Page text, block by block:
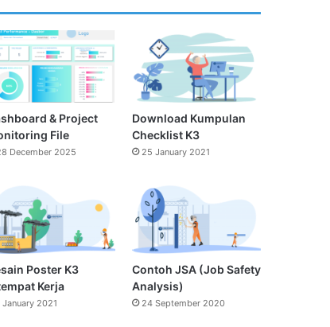
& Project
File
December 2025
Download Kumpulan
Checklist K3
25 January 2021
Poster K3
Kerja
January 2021
Contoh JSA (Job Safety
Analysis)
24 September 2020